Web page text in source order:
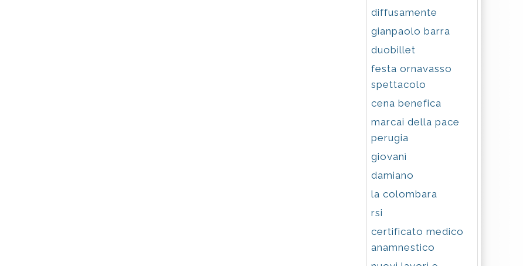
diffusamente
gianpaolo barra
duobillet
festa ornavasso
spettacolo
cena benefica
marcai della pace
perugia
giovanì
damiano
la colombara
rsi
certificato medico
anamnestico